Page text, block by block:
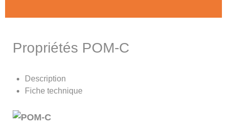
Propriétés POM-C
Description
Fiche technique